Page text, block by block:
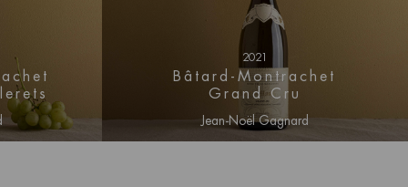
2021
Bâtard-Montrachet
Grand Cru
Jean-Noël Gagnard